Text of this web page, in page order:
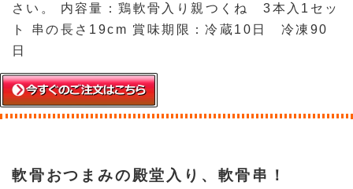
さい。 内容量：鶏軟骨入り親つくね 3本入1セッ
ト 串の長さ19cm 賞味期限：冷蔵10日 冷凍90
日
軟骨おつまみの殿堂入り、軟骨串！